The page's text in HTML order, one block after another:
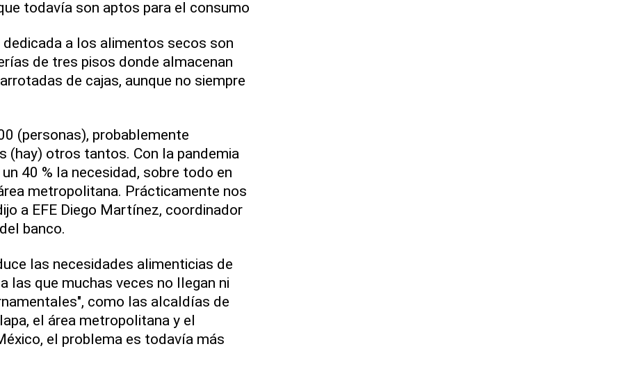
todavía son aptos para el consumo
a los alimentos secos son
de tres pisos donde almacenan
de cajas, aunque no siempre
(personas), probablemente
(hay) otros tantos. Con la pandemia
40 % la necesidad, sobre todo en
metropolitana. Prácticamente nos
a EFE Diego Martínez, coordinador
banco.
las necesidades alimenticias de
las que muchas veces no llegan ni
como las alcaldías de
el área metropolitana y el
el problema es todavía más